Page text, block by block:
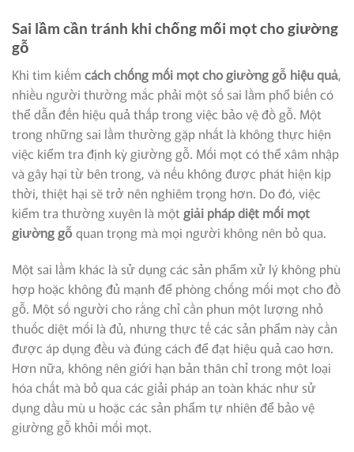
Sai lầm cần tránh khi chống mối mọt cho giường
gỗ
Khi tìm kiếm cách chống mối mọt cho giường gỗ hiệu quả,
nhiều người thường mắc phải một số sai lầm phổ biến có
thể dẫn đến hiệu quả thấp trong việc bảo vệ đồ gỗ. Một
trong những sai lầm thường gặp nhất là không thực hiện
việc kiểm tra định kỳ giường gỗ. Mối mọt có thể xâm nhập
và gây hại từ bên trong, và nếu không được phát hiện kịp
thời, thiệt hại sẽ trở nên nghiêm trọng hơn. Do đó, việc
kiểm tra thường xuyên là một giải pháp diệt mối mọt
giường gỗ quan trọng mà mọi người không nên bỏ qua.
Một sai lầm khác là sử dụng các sản phẩm xử lý không phù
hợp hoặc không đủ mạnh để phòng chống mối mọt cho đồ
gỗ. Một số người cho rằng chỉ cần phun một lượng nhỏ
thuốc diệt mối là đủ, nhưng thực tế các sản phẩm này cần
được áp dụng đều và đúng cách để đạt hiệu quả cao hơn.
Hơn nữa, không nên giới hạn bản thân chỉ trong một loại
hóa chất mà bỏ qua các giải pháp an toàn khác như sử
dụng dầu mù u hoặc các sản phẩm tự nhiên để bảo vệ
giường gỗ khỏi mối mọt.